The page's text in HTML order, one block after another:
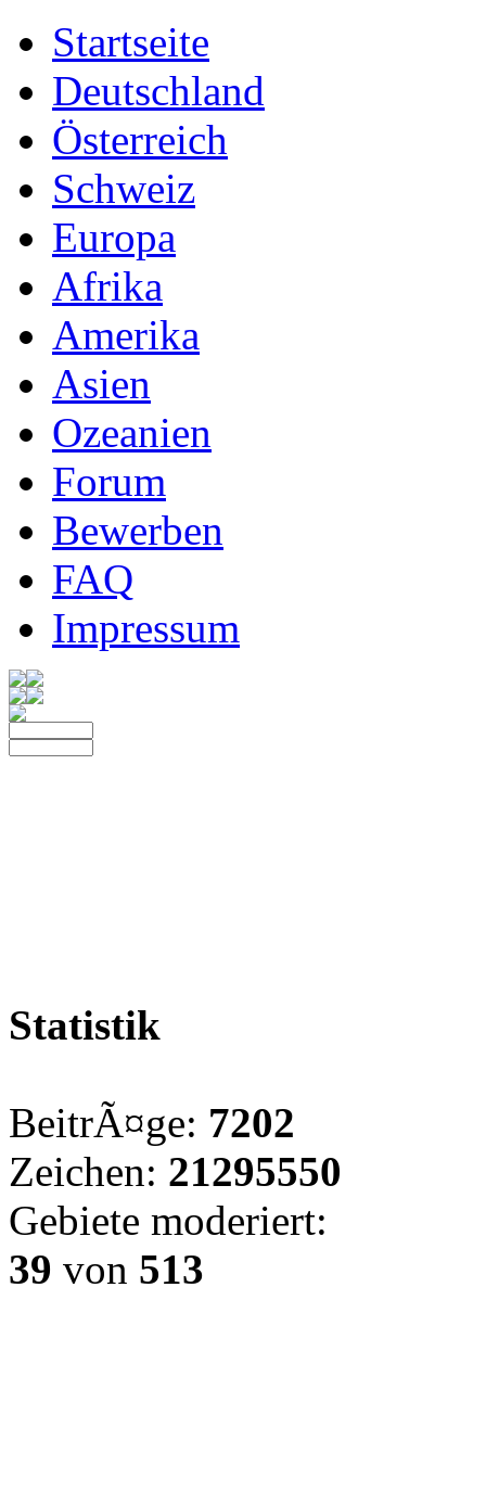
Startseite
Deutschland
Österreich
Schweiz
Europa
Afrika
Amerika
Asien
Ozeanien
Forum
Bewerben
FAQ
Impressum
Statistik
BeitrÃ¤ge: 7202
Zeichen: 21295550
Gebiete moderiert:
39 von 513